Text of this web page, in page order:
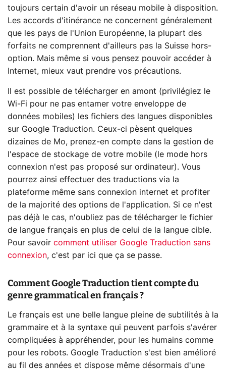
toujours certain d'avoir un réseau mobile à disposition.
Les accords d'itinérance ne concernent généralement
que les pays de l'Union Européenne, la plupart des
forfaits ne comprennent d'ailleurs pas la Suisse hors-
option. Mais même si vous pensez pouvoir accéder à
Internet, mieux vaut prendre vos précautions.
Il est possible de télécharger en amont (privilégiez le
Wi-Fi pour ne pas entamer votre enveloppe de
données mobiles) les fichiers des langues disponibles
sur Google Traduction. Ceux-ci pèsent quelques
dizaines de Mo, prenez-en compte dans la gestion de
l'espace de stockage de votre mobile (le mode hors
connexion n'est pas proposé sur ordinateur). Vous
pourrez ainsi effectuer des traductions via la
plateforme même sans connexion internet et profiter
de la majorité des options de l'application. Si ce n'est
pas déjà le cas, n'oubliez pas de télécharger le fichier
de langue français en plus de celui de la langue cible.
Pour savoir comment utiliser Google Traduction sans
connexion, c'est par ici que ça se passe.
Comment Google Traduction tient compte du
genre grammatical en français ?
Le français est une belle langue pleine de subtilités à la
grammaire et à la syntaxe qui peuvent parfois s'avérer
compliquées à appréhender, pour les humains comme
pour les robots. Google Traduction s'est bien amélioré
au fil des années et dispose même désormais d'une